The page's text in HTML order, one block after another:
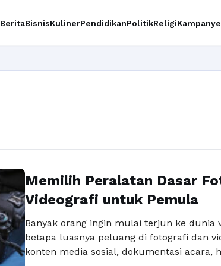
BeritaBisnisKulinerPendidikanPolitikReligiKampanye
Memilih Peralatan Dasar
Videografi untuk Pemula
Banyak orang ingin mulai terjun ke dunia
betapa luasnya peluang di fotografi dan
konten media sosial, dokumentasi acara,